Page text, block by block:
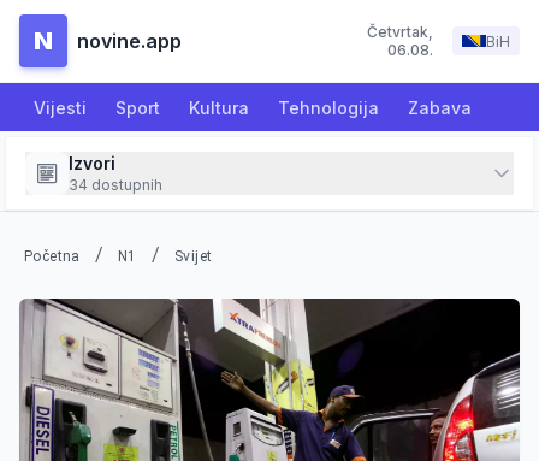
N novine.app Četvrtak,
06.08.
BiH
Vijesti Sport Kultura Tehnologija Zabava
Izvori
34 dostupnih
Početna / N1 / Svijet